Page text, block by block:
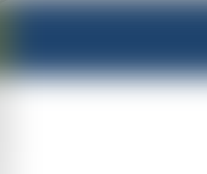
und Betroffenen darüber
an Gewerbetreibende, um für eine